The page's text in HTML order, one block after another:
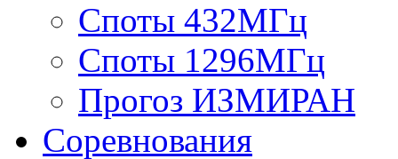
Споты 432МГц
Споты 1296МГц
Прогоз ИЗМИРАН
Соревнования